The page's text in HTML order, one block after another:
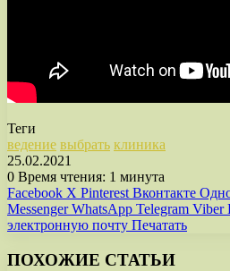
Теги
ведение выбрать клиника
25.02.2021
0 Время чтения: 1 минута
Facebook X Pinterest Вконтакте
Messenger WhatsApp Telegram Viber
электронную почту Печатать
ПОХОЖИЕ СТАТЬИ